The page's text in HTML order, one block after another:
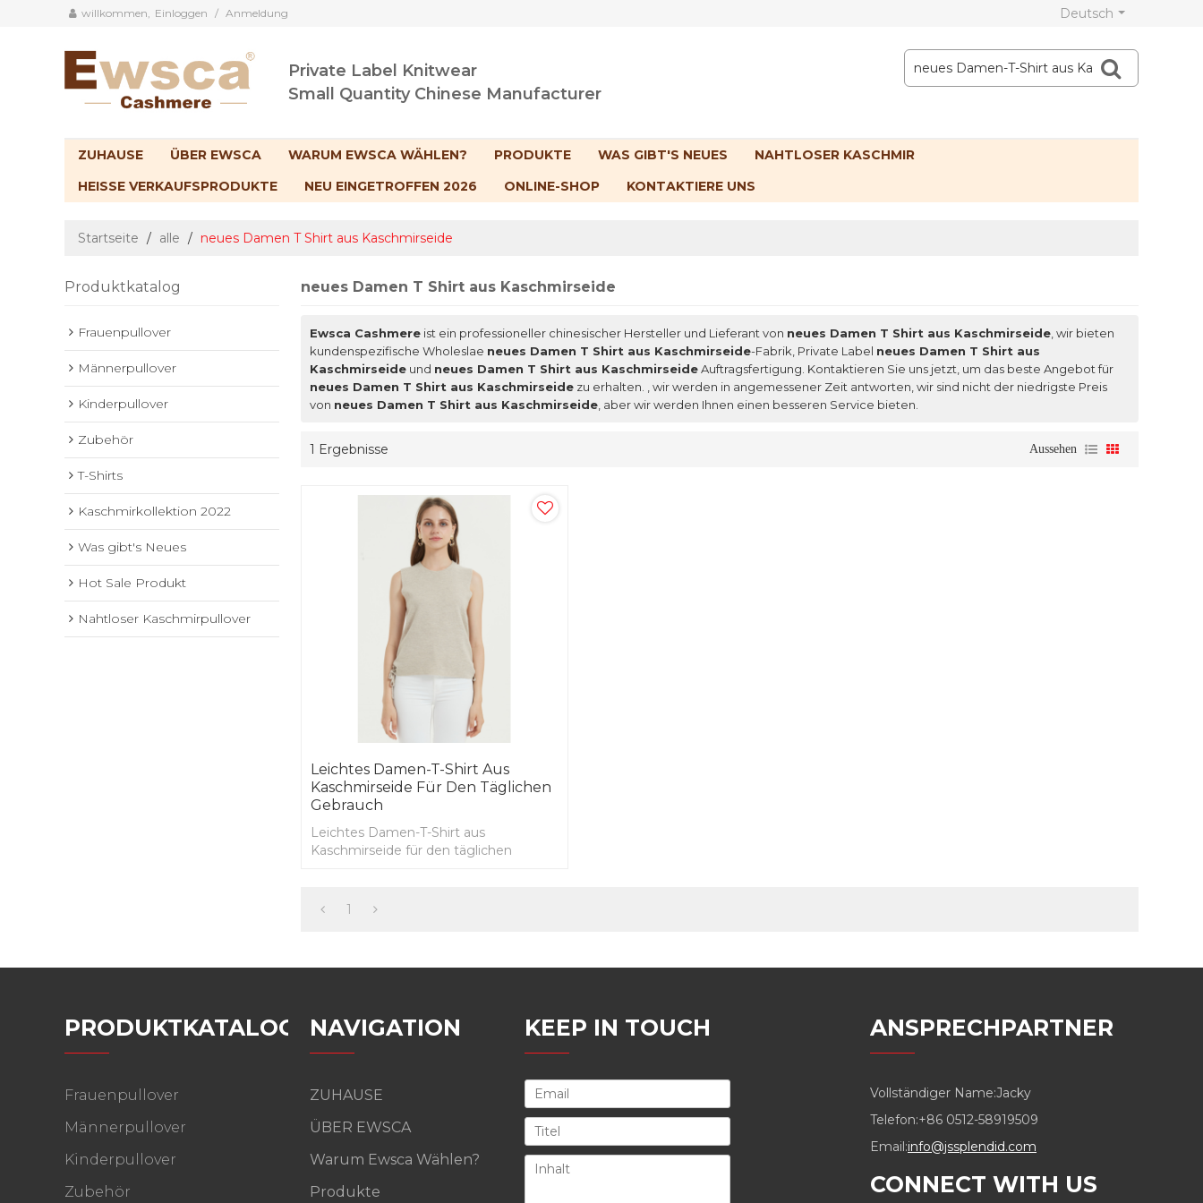
willkommen, Einloggen / Anmeldung Deutsch
Private Label Knitwear
Small Quantity Chinese Manufacturer
ZUHAUSE ÜBER EWSCA WARUM EWSCA WÄHLEN? PRODUKTE WAS GIBT'S NEUES
NAHTLOSER KASCHMIR
HEISSE VERKAUFSPRODUKTE
NEU EINGETROFFEN 2026 ONLINE-SHOP KONTAKTIERE UNS
Startseite / alle / neues Damen T Shirt aus Kaschmirseide
Produktkatalog
Frauenpullover
Männerpullover
Kinderpullover
Zubehör
T-Shirts
Kaschmirkollektion 2022
Was gibt's Neues
Hot Sale Produkt
Nahtloser Kaschmirpullover
neues Damen T Shirt aus Kaschmirseide
Ewsca Cashmere ist ein professioneller chinesischer Hersteller und Lieferant von neues Damen T Shirt aus Kaschmirseide , wir bieten
kundenspezifische Wholeslae neues Damen T Shirt aus Kaschmirseide-Fabrik, Private Label neues Damen T Shirt aus
Kaschmirseide und neues Damen T Shirt aus KaschmirseideAuftragsfertigung. Kontaktieren Sie uns jetzt, um das beste Angebot für
neues Damen T Shirt aus Kaschmirseide zu erhalten. , wir werden in angemessener Zeit antworten, wir sind nicht der niedrigste Preis
von neues Damen T Shirt aus Kaschmirseide , aber wir werden Ihnen einen besseren Service bieten.
1 Ergebnisse Aussehen
Leichtes Damen-T-Shirt Aus
Kaschmirseide Für Den Täglichen
Gebrauch
Leichtes Damen-T-Shirt aus
Kaschmirseide für den täglichen
1
PRODUKTKATALOG
Frauenpullover
Männerpullover
Kinderpullover
Zubehör
NAVIGATION
ZUHAUSE
ÜBER EWSCA
Warum Ewsca Wählen?
Produkte
KEEP IN TOUCH ANSPRECHPARTNER
Vollständiger Name:Jacky
Telefon:+86 0512-58919509
Email:info@jssplendid.com
CONNECT WITH US